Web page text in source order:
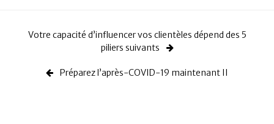
Votre capacité d’influencer vos clientèles dépend des 5
piliers suivants
Préparez l’après-COVID-19 maintenant II